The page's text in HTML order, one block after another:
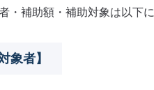
補助額・補助対象は以下に
象者】